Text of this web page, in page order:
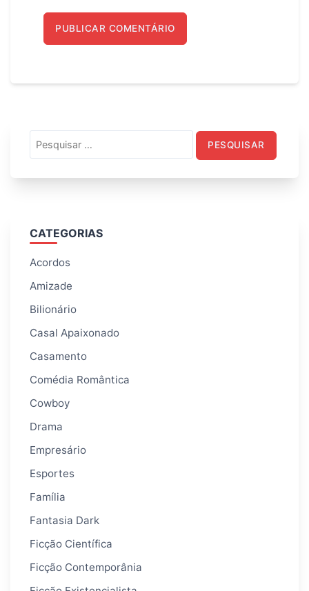
por:
CATEGORIAS
Acordos
Amizade
Bilionário
Casal Apaixonado
Casamento
Comédia Romântica
Cowboy
Drama
Empresário
Esportes
Família
Fantasia Dark
Ficção Científica
Ficção Contemporânia